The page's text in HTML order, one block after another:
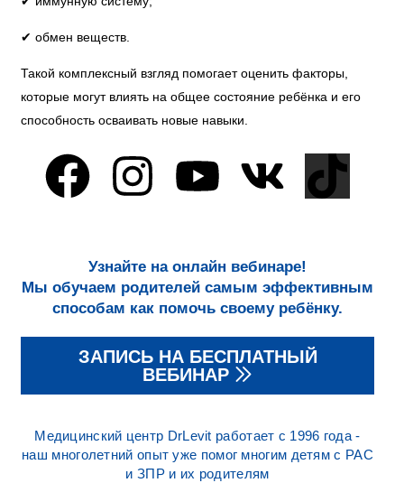
✔ обмен веществ.
Такой комплексный взгляд помогает оценить факторы,
которые могут влиять на общее состояние ребёнка и его
способность осваивать новые навыки.
Узнайте на онлайн вебинаре!
Мы обучаем родителей самым эффективным
способам как помочь своему ребёнку.
ЗАПИСЬ НА БЕСПЛАТНЫЙ
ВЕБИНАР
Медицинский центр DrLevit работает с 1996 года -
наш многолетний опыт уже помог многим детям с РАС
и ЗПР и их родителям